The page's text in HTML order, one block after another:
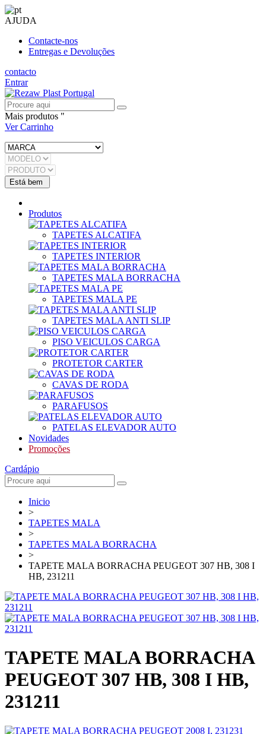
AJUDA
Contacte-nos
Entregas e Devoluções
contacto
Entrar
Mais produtos "
Ver Carrinho
Produtos
TAPETES ALCATIFA
TAPETES INTERIOR
TAPETES MALA BORRACHA
TAPETES MALA PE
TAPETES MALA ANTI SLIP
PISO VEICULOS CARGA
PROTETOR CARTER
CAVAS DE RODA
PARAFUSOS
PATELAS ELEVADOR AUTO
Novidades
Promoções
Cardápio
Inicio
>
TAPETES MALA
>
TAPETES MALA BORRACHA
>
TAPETE MALA BORRACHA PEUGEOT 307 HB, 308 I
HB, 231211
TAPETE MALA BORRACHA
PEUGEOT 307 HB, 308 I HB,
231211